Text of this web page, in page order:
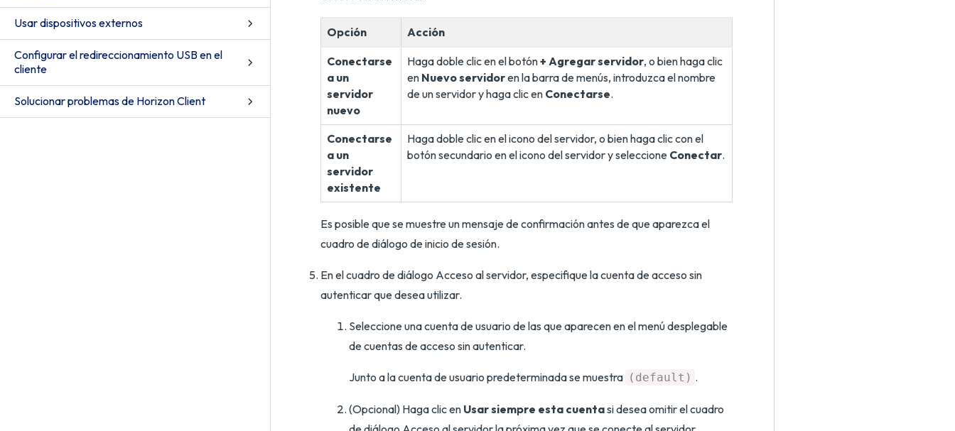
Usar dispositivos externos
Configurar el redireccionamiento USB en el
cliente
Solucionar problemas de Horizon Client
Opción Acción
Conectarse
a un
servidor
nuevo
Haga doble clic en el botón+ Agregar servidor, o bien haga clic
en Nuevo servidoren la barra de menús, introduzca el nombre
de un servidor y haga clic en Conectarse.
Conectarse
a un
servidor
existente
Haga doble clic en el icono del servidor, o bien haga clic con el
botón secundario en el icono del servidor y seleccione Conectar.
Es posible que se muestre un mensaje de confirmación antes de que aparezca el
cuadro de diálogo de inicio de sesión.
En el cuadro de diálogo Acceso al servidor, especifique la cuenta de acceso sin
autenticar que desea utilizar.
Seleccione una cuenta de usuario de las que aparecen en el menú desplegable
de cuentas de acceso sin autenticar.
Junto a la cuenta de usuario predeterminada se muestra (default) .
(Opcional) Haga clic en Usar siempre esta cuentasi desea omitir el cuadro